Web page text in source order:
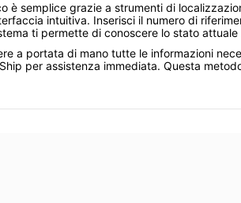
è semplice grazie a strumenti di
intuitiva. Inserisci il numero di
ti permette di conoscere lo stato
a portata di mano tutte le informazioni
per assistenza immediata. Questa